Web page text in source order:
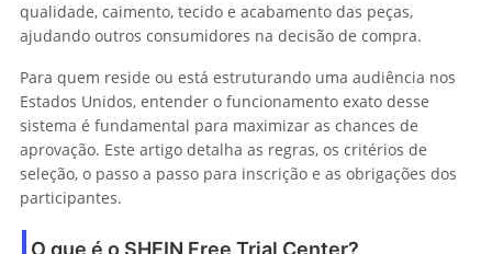
qualidade, caimento, tecido e acabamento das peças,
ajudando outros consumidores na decisão de compra.
Para quem reside ou está estruturando uma audiência nos
Estados Unidos, entender o funcionamento exato desse
sistema é fundamental para maximizar as chances de
aprovação. Este artigo detalha as regras, os critérios de
seleção, o passo a passo para inscrição e as obrigações dos
participantes.
O que é o SHEIN Free Trial Center?